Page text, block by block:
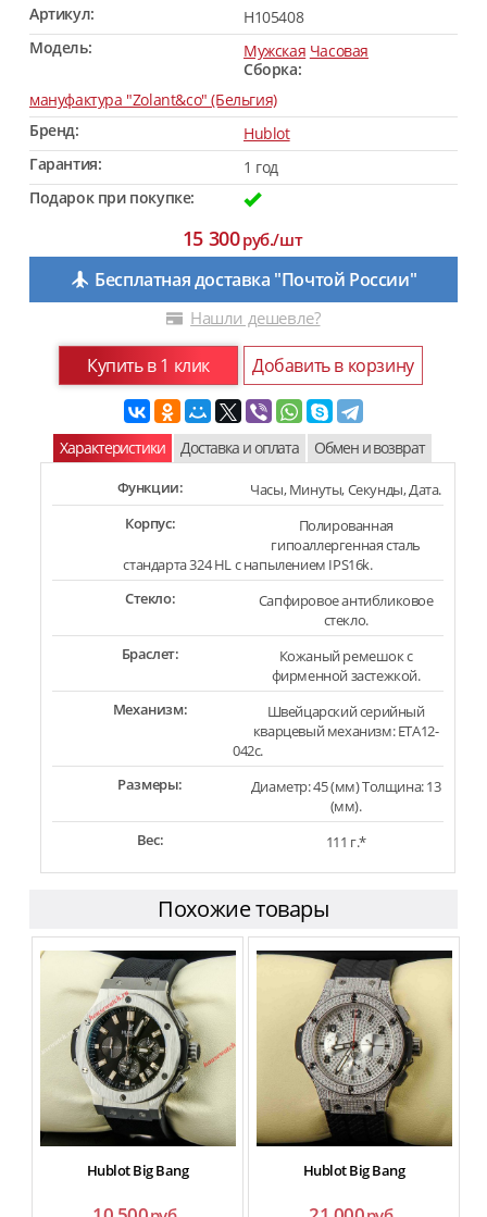
Артикул:
H105408
Модель:
Мужская
Сборка:
Часовая
мануфактура "Zolant&co" (Бельгия)
Бренд:
Hublot
Гарантия:
1 год
Подарок при покупке:
15 300руб./шт
Бесплатная доставка "Почтой России"
Нашли дешевле?
Купить в 1 клик Добавить в корзину
Характеристики Доставка и оплата Обмен и возврат
Функции:
Часы, Минуты, Секунды, Дата.
Корпус:
Полированная
гипоаллергенная сталь
стандарта 324 HL с напылением IPS16k.
Стекло:
Сапфировое антибликовое
стекло.
Браслет:
Кожаный ремешок с
фирменной застежкой.
Механизм:
Швейцарский серийный
кварцевый механизм: ETA12-
042c.
Размеры:
Диаметр: 45 (мм) Толщина: 13
(мм).
Вес:
111 г.*
Похожие товары
Hublot Big Bang Hublot Big Bang